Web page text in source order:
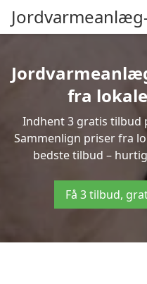
fra
Indhent 3 gratis tilbud
Sammenlign priser fra
bedste tilbud –
Få 3 tilbud,